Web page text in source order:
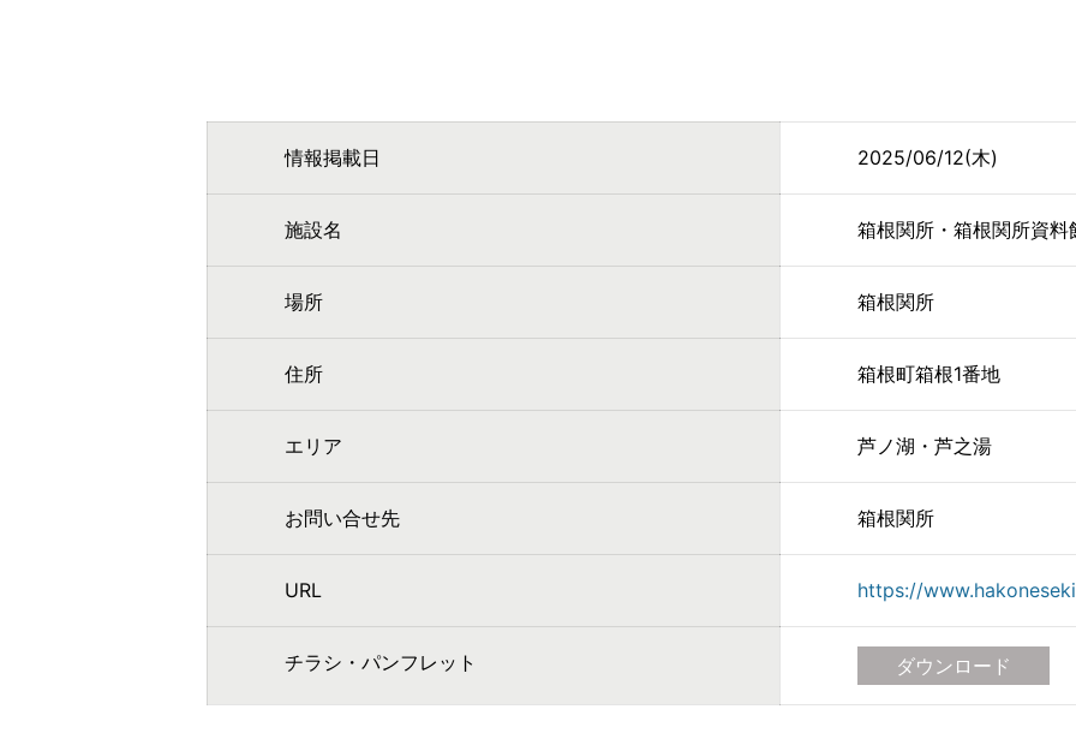
情報掲載日 2025/06/12(木)
施設名 箱根関所・箱根関所資料
場所 箱根関所
住所 箱根町箱根1番地
エリア 芦ノ湖・芦之湯
お問い合せ先 箱根関所
URL https://
チラシ・パンフレット ダウンロード